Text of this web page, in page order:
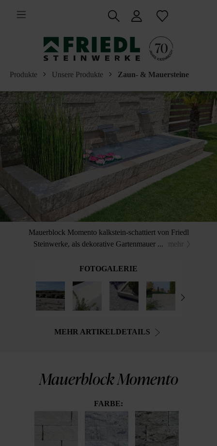
springen
Produkte Unsere Produkte Zaun- & Mauersteine
Mauerblock Momento kalkstein-schattiert von Friedl
Steinwerke, als dekorative Gartenmauer ...
mehr
FOTOGALERIE
MEHR ARTIKELDETAILS
Mauerblock Momento
FARBE: